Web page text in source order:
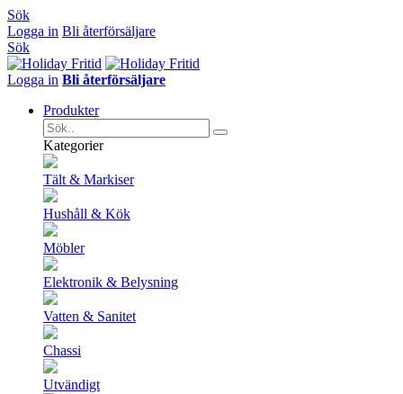
Sök
Logga in Bli återförsäljare
Sök
Logga in Bli återförsäljare
Produkter
Kategorier
Tält & Markiser
Hushåll & Kök
Möbler
Elektronik & Belysning
Vatten & Sanitet
Chassi
Utvändigt